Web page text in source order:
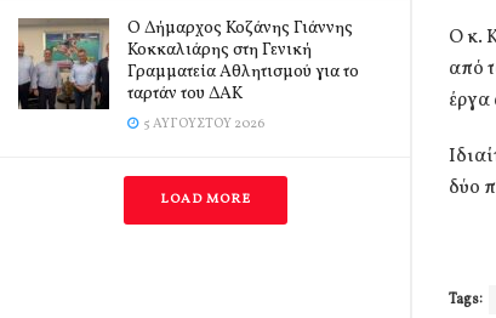
Ο Δήμαρχος Κοζάνης Γιάννης
Κοκκαλιάρης στη Γενική
Γραμματεία Αθλητισμού για το
ταρτάν του ΔΑΚ
5 ΑΥΓΟΎΣΤΟΥ 2026
LOAD MORE
Ο κ.
από
δύο
Tags: